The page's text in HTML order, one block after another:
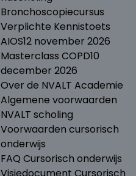
Bronchoscopiecursus
Verplichte Kennistoets
AIOS12 november 2026
Masterclass COPD10
december 2026
Over de NVALT Academie
Algemene voorwaarden
NVALT scholing
Voorwaarden cursorisch
onderwijs
FAQ Cursorisch onderwijs